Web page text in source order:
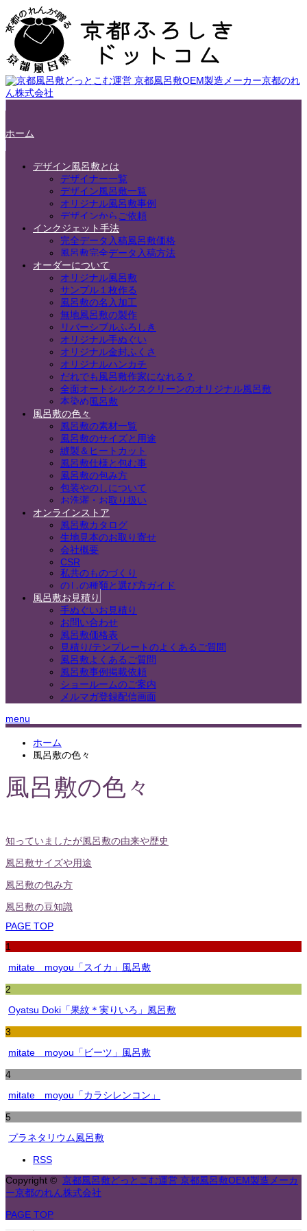
ホーム
デザイン風呂敷とは
デザイナー一覧
デザイン風呂敷一覧
オリジナル風呂敷事例
デザインからご依頼
インクジェット手法
完全データ入稿風呂敷価格
風呂敷完全データ入稿方法
オーダーについて
オリジナル風呂敷
サンプル１枚作る
風呂敷の名入加工
無地風呂敷の製作
リバーシブルふろしき
オリジナル手ぬぐい
オリジナル金封ふくさ
オリジナルハンカチ
だれでも風呂敷作家になれる？
全面オートシルクスクリーンのオリジナル風呂敷
本染め風呂敷
風呂敷の色々
風呂敷の素材一覧
風呂敷のサイズと用途
縫製＆ヒートカット
風呂敷仕様と包む事
風呂敷の包み方
包装やのしについて
お洗濯・お取り扱い
オンラインストア
風呂敷カタログ
生地見本のお取り寄せ
会社概要
CSR
私共のものづくり
のしの種類と選び方ガイド
風呂敷お見積り
手ぬぐいお見積り
お問い合わせ
風呂敷価格表
見積り/テンプレートのよくあるご質問
風呂敷よくあるご質問
風呂敷事例掲載依頼
ショールームのご案内
メルマガ登録配信画面
menu
ホーム
風呂敷の色々
風呂敷の色々
知っていましたが風呂敷の由来や歴史
風呂敷サイズや用途
風呂敷の包み方
風呂敷の豆知識
PAGE TOP
1
mitate moyou「スイカ」風呂敷
2
Oyatsu Doki「果紋＊実りいろ」風呂敷
3
mitate moyou「ビーツ」風呂敷
4
mitate moyou「カラシレンコン」
5
プラネタリウム風呂敷
RSS
Copyright © 京都風呂敷どっとこむ運営 京都風呂敷OEM製造メーカ
ー京都のれん株式会社
PAGE TOP